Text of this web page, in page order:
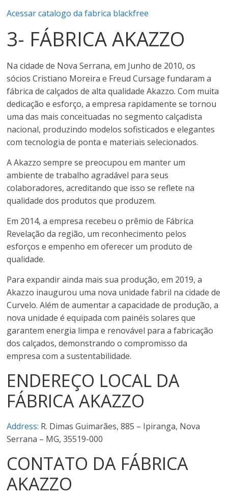
Acessar catalogo da fabrica blackfree
3- FÁBRICA AKAZZO
Na cidade de Nova Serrana, em Junho de 2010, os
sócios Cristiano Moreira e Freud Cursage fundaram a
fábrica de calçados de alta qualidade Akazzo. Com muita
dedicação e esforço, a empresa rapidamente se tornou
uma das mais conceituadas no segmento calçadista
nacional, produzindo modelos sofisticados e elegantes
com tecnologia de ponta e materiais selecionados.
A Akazzo sempre se preocupou em manter um
ambiente de trabalho agradável para seus
colaboradores, acreditando que isso se reflete na
qualidade dos produtos que produzem.
Em 2014, a empresa recebeu o prêmio de Fábrica
Revelação da região, um reconhecimento pelos
esforços e empenho em oferecer um produto de
qualidade.
Para expandir ainda mais sua produção, em 2019, a
Akazzo inaugurou uma nova unidade fabril na cidade de
Curvelo. Além de aumentar a capacidade de produção, a
nova unidade é equipada com painéis solares que
garantem energia limpa e renovável para a fabricação
dos calçados, demonstrando o compromisso da
empresa com a sustentabilidade.
ENDEREÇO LOCAL DA
FÁBRICA AKAZZO
Address: R. Dimas Guimarães, 885 – Ipiranga, Nova
Serrana – MG, 35519-000
CONTATO DA FÁBRICA
AKAZZO